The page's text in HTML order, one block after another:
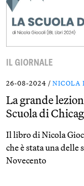
IL GIORNALE
26-08-2024 / NICOLA
La grande
Scuola di
Il libro di Nicola
che è stata una
Novecento